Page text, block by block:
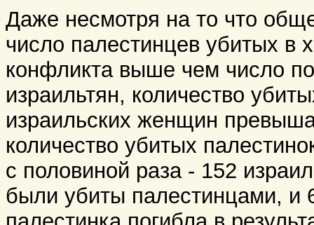
Даже несмотря на то что
число палестинцев убитых в
конфликта выше чем число
израильтян, количество
израильских женщин
количество убитых
с половиной раза - 152
были убиты палестинцами, и